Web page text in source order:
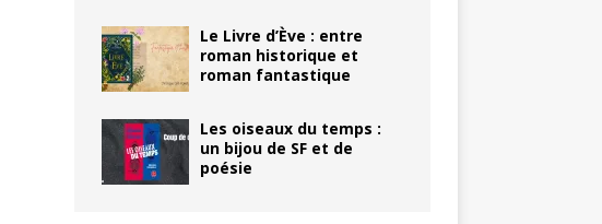
Le Livre d’Ève : entre
roman historique et
roman fantastique
Les oiseaux du temps :
un bijou de SF et de
poésie